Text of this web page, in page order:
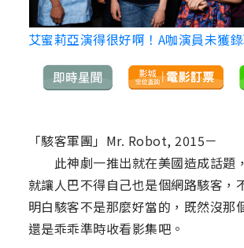
艾蜜莉亞演得很好啊！A咖演員未獲
「駭客軍團」Mr. Robot, 2015－
此神劇一推出就在美國造成話題
就讓人巴不得自己也是個網路駭客，
明白駭客不是那麼好當的，既然沒那
還是乖乖準時收看影集吧。